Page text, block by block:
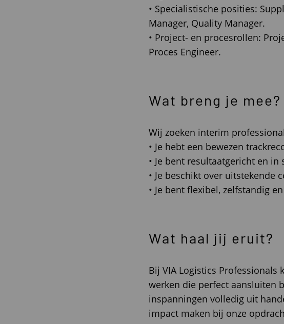
• Specialistische posities:
Manager, Quality Manager.
• Project- en procesrollen:
Proces Engineer.
Wat breng je mee?
Wij zoeken interim
• Je hebt een bewezen
• Je bent resultaatgericht en
• Je beschikt over uitstekende
• Je bent flexibel, zelfstandig
Wat haal jij eruit?
Bij VIA Logistics
werken die perfect aansluiten
inspanningen volledig uit
impact maken bij onze